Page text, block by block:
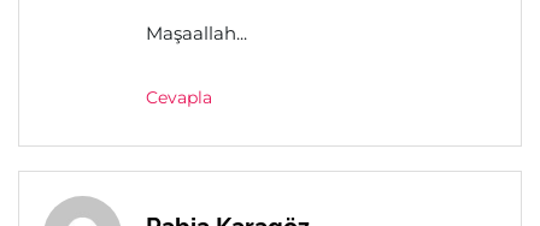
Maşaallah...
Cevapla